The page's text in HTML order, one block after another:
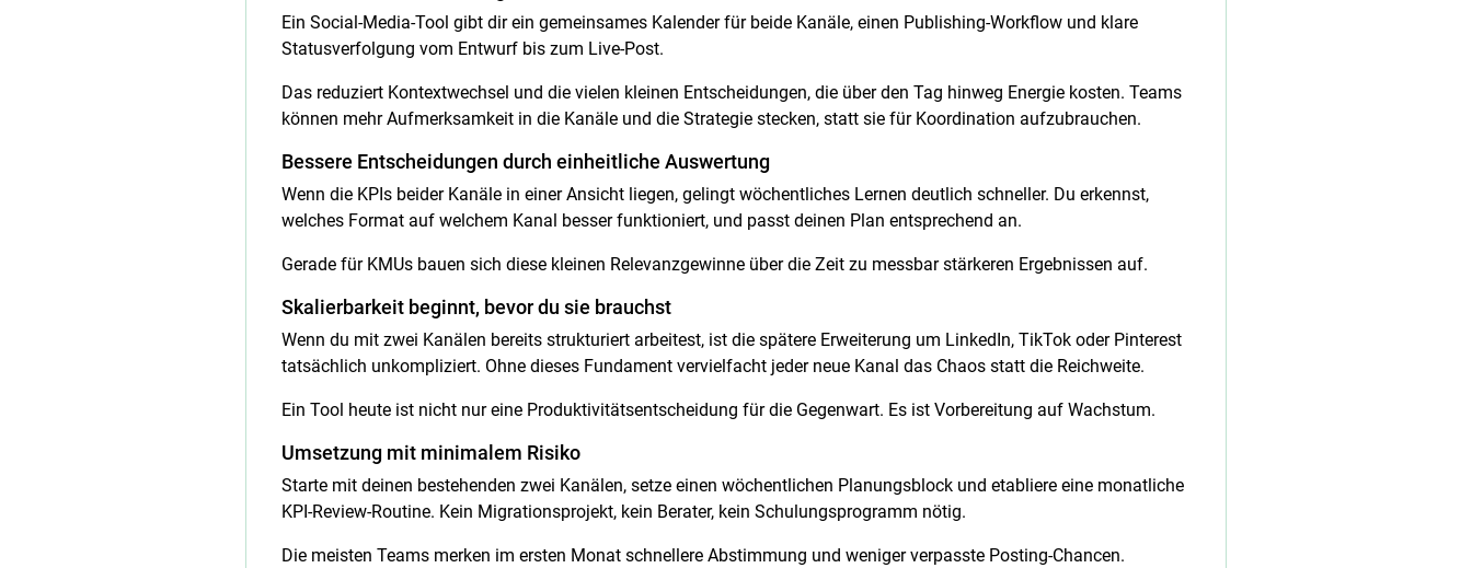
Ein Social-Media-Tool gibt dir ein gemeinsames Kalender für beide Kanäle, einen Publishing-Workflow und klare
Statusverfolgung vom Entwurf bis zum Live-Post.
Das reduziert Kontextwechsel und die vielen kleinen Entscheidungen, die über den Tag hinweg Energie kosten. Teams
können mehr Aufmerksamkeit in die Kanäle und die Strategie stecken, statt sie für Koordination aufzubrauchen.
Bessere Entscheidungen durch einheitliche Auswertung
Wenn die KPIs beider Kanäle in einer Ansicht liegen, gelingt wöchentliches Lernen deutlich schneller. Du erkennst,
welches Format auf welchem Kanal besser funktioniert, und passt deinen Plan entsprechend an.
Gerade für KMUs bauen sich diese kleinen Relevanzgewinne über die Zeit zu messbar stärkeren Ergebnissen auf.
Skalierbarkeit beginnt, bevor du sie brauchst
Wenn du mit zwei Kanälen bereits strukturiert arbeitest, ist die spätere Erweiterung um LinkedIn, TikTok oder Pinterest
tatsächlich unkompliziert. Ohne dieses Fundament vervielfacht jeder neue Kanal das Chaos statt die Reichweite.
Ein Tool heute ist nicht nur eine Produktivitätsentscheidung für die Gegenwart. Es ist Vorbereitung auf Wachstum.
Umsetzung mit minimalem Risiko
Starte mit deinen bestehenden zwei Kanälen, setze einen wöchentlichen Planungsblock und etabliere eine monatliche
KPI-Review-Routine. Kein Migrationsprojekt, kein Berater, kein Schulungsprogramm nötig.
Die meisten Teams merken im ersten Monat schnellere Abstimmung und weniger verpasste Posting-Chancen.